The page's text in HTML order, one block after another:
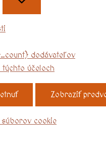
dodávateľov
účeloch
Zobraziť
súborov cookie